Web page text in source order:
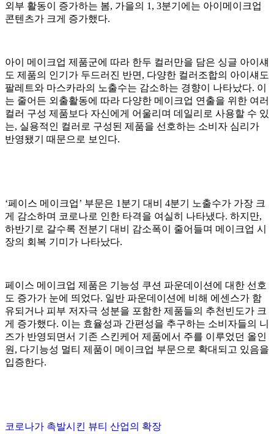
외부 활동이 증가하는 봄, 가을의 1, 3분기에는 아이메이크업
콘텐츠가 크게 증가했다.
아이 메이크업 제품군에 따라 한두 컬러만을 담은 싱글 아이섀
도 제품의 인기가 두드러진 반면, 다양한 컬러조합의 아이섀도
팔레트와 마스카라의 노출수는 감소하는 경향이 나타났다. 이
는 줄어든 외출활동에 따라 다양한 메이크업 연출을 위한 여러
컬러 구성 제품보다 자신에게 어울리며 데일리로 사용할 수 있
는, 실용적인 컬러로 구성된 제품을 선호하는 소비자 심리가
반영됐기 때문으로 보인다.
‘페이스 메이크업’ 부문은 1분기 대비 4분기 노출수가 가장 크
게 감소하며 코로나로 인한 타격을 여실히 나타냈다. 하지만,
하반기로 갈수록 전분기 대비 감소폭이 줄어들며 메이크업 시
장의 회복 기미가 나타났다.
페이스 메이크업 제품은 기능성 쿠션 파운데이션에 대한 선호
도 증가가 눈에 띄었다. 일반 파운데이션에 비해 에센스가 함
유되거나 피부 저자극 성분을 포함한 제품들의 추천빈도가 크
게 증가했다. 이는 효율성과 간편성을 추구하는 소비자들의 니
즈가 반영되면서 기존 스킨케어 제품에서 주를 이루었던 올인
원, 다기능성 멀티 제품이 메이크업 부문으로 확대되고 있음을
입증한다.
코로나가 촉발시킨 뷰티 산업의 확장